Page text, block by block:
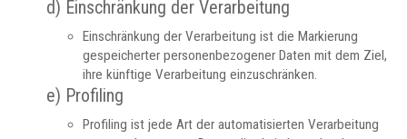
d) Einschränkung der Verarbeitung
Einschränkung der Verarbeitung ist die Markierung
gespeicherter personenbezogener Daten mit dem Ziel,
ihre künftige Verarbeitung einzuschränken.
e) Profiling
Profiling ist jede Art der automatisierten Verarbeitung